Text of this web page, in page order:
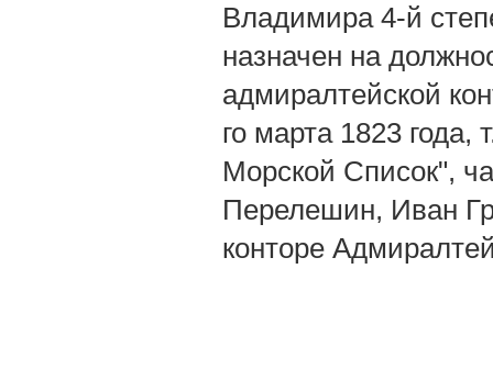
Владимира 4-й
назначен на
адмиралтейской
го марта 1823 года,
Морской Список",
Перелешин, Иван
конторе